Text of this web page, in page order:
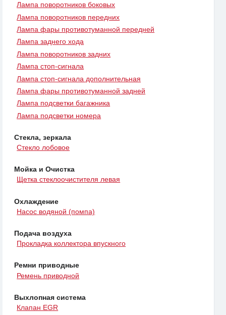
Лампа поворотников боковых
Лампа поворотников передних
Лампа фары противотуманной передней
Лампа заднего хода
Лампа поворотников задних
Лампа стоп-сигнала
Лампа стоп-сигнала дополнительная
Лампа фары противотуманной задней
Лампа подсветки багажника
Лампа подсветки номера
Стекла, зеркала
Стекло лобовое
Мойка и Очистка
Щетка стеклоочистителя левая
Охлаждение
Насос водяной (помпа)
Подача воздуха
Прокладка коллектора впускного
Ремни приводные
Ремень приводной
Выхлопная система
Клапан EGR